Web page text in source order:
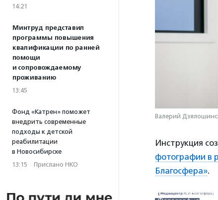
14:21
Минтруд представил
программы повышения
квалификации по ранней
помощи
и сопровождаемому
проживанию
13:45
Фонд «Катрен» поможет
внедрить современные
подходы к детской
реабилитации
в Новосибирске
13:15 · Прислано НКО
Валерий
Инструкция
фотографии в
Благосфера».